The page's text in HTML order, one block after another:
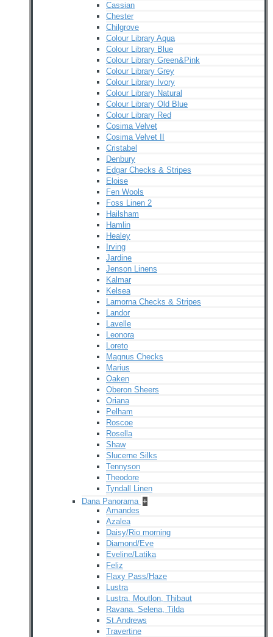
Cassian
Chester
Chilgrove
Colour Library Aqua
Colour Library Blue
Colour Library Green&Pink
Colour Library Grey
Colour Library Ivory
Colour Library Natural
Colour Library Old Blue
Colour Library Red
Cosima Velvet
Cosima Velvet II
Cristabel
Denbury
Edgar Checks & Stripes
Eloise
Fen Wools
Foss Linen 2
Hailsham
Hamlin
Healey
Irving
Jardine
Jenson Linens
Kalmar
Kelsea
Lamorna Checks & Stripes
Landor
Lavelle
Leonora
Loreto
Magnus Checks
Marius
Oaken
Oberon Sheers
Oriana
Pelham
Roscoe
Rosella
Shaw
Slucerne Silks
Tennyson
Theodore
Tyndall Linen
Dana Panorama +
Amandes
Azalea
Daisy/Rio morning
Diamond/Eve
Eveline/Latika
Feliz
Flaxy Pass/Haze
Lustra
Lustra, Moutlon, Thibaut
Ravana, Selena, Tilda
St.Andrews
Travertine